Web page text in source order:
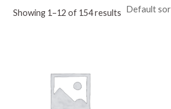
Showing 1–12 of 154 results